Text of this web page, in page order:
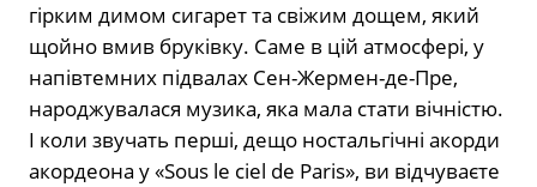
гірким димом сигарет та свіжим дощем, який
щойно вмив бруківку. Саме в цій атмосфері, у
напівтемних підвалах Сен-Жермен-де-Пре,
народжувалася музика, яка мала стати вічністю.
І коли звучать перші, дещо ностальгічні акорди
акордеона у «Sous le ciel de Paris», ви відчуваєте